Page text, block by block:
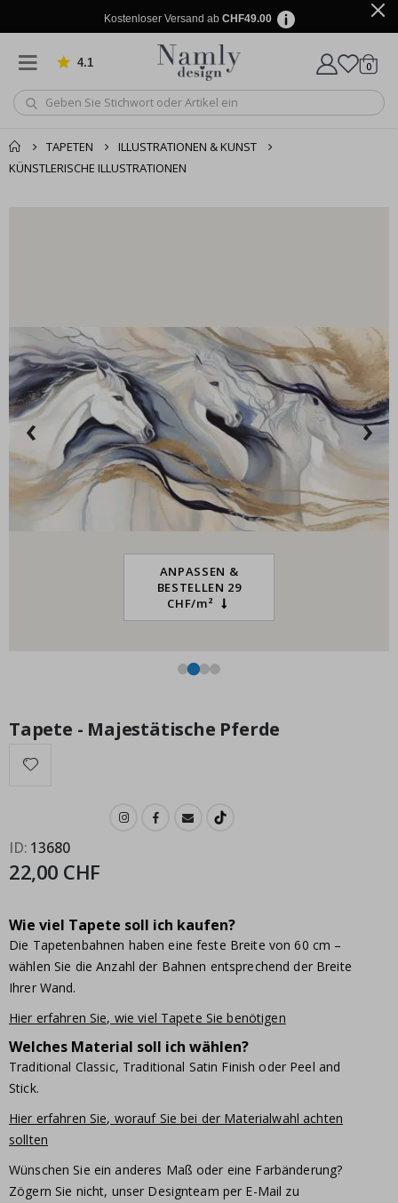
Kostenloser Versand ab CHF49.00
4.1 von 1029 Bewertungen
Wagen
0
TAPETEN
ILLUSTRATIONEN & KUNST
KÜNSTLERISCHE ILLUSTRATIONEN
Personalisiertes Poster - Schwarz-Weiß-Herz-Fotocollage
Special
Price
15,00 €
ANPASSEN &
BESTELLEN 29
CHF/m²
‹ ›
Tapete - Majestätische Pferde
ID 13680
22,00 CHF
Wie viel Tapete soll ich kaufen?
Die Tapetenbahnen haben eine feste Breite von 60 cm –
wählen Sie die Anzahl der Bahnen entsprechend der Breite
Ihrer Wand.
Hier erfahren Sie, wie viel Tapete Sie benötigen
Welches Material soll ich wählen?
Traditional Classic, Traditional Satin Finish oder Peel and
Stick.
Hier erfahren Sie, worauf Sie bei der Materialwahl achten
sollten
Wünschen Sie ein anderes Maß oder eine Farbänderung?
Zögern Sie nicht, unser Designteam per E-Mail zu